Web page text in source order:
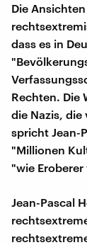
Die
dass es in
Rechten. Die
die Nazis,
spricht Jean-
"Millionen
"wie
Jean-Pascal